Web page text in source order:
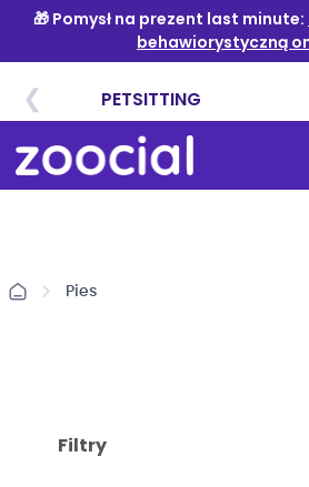
do
treści
Pies
Filtry